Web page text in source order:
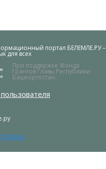
портал БЕЛЕМЛЕ.РУ –
для всех
При поддержке Фонда
Грантов Главы Республики
Башкортостан.